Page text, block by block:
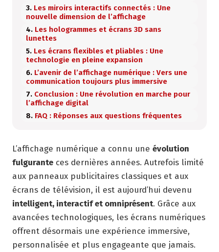
Les miroirs interactifs connectés : Une
nouvelle dimension de l’affichage
Les hologrammes et écrans 3D sans
lunettes
Les écrans flexibles et pliables : Une
technologie en pleine expansion
L’avenir de l’affichage numérique : Vers une
communication toujours plus immersive
Conclusion : Une révolution en marche pour
l’affichage digital
FAQ : Réponses aux questions fréquentes
L’affichage numérique a connu une évolution
fulgurante ces dernières années. Autrefois limité
aux panneaux publicitaires classiques et aux
écrans de télévision, il est aujourd’hui devenu
intelligent, interactif et omniprésent. Grâce aux
avancées technologiques, les écrans numériques
offrent désormais une expérience immersive,
personnalisée et plus engageante que jamais.